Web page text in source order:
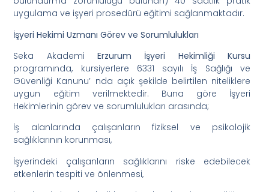
uygulama ve işyeri prosedürü eğitimi sağlanmaktadır.
İşyeri Hekimi Uzmanı Görev ve Sorumlulukları
Seka AkademiErzurum İşyeri Hekimliği Kursu
programında, kursiyerlere 6331 sayılı İş Sağlığı ve
Güvenliği Kanunu’ nda açık şekilde belirtilen niteliklere
uygun eğitim verilmektedir. Buna göre İşyeri
Hekimlerinin görev ve sorumlulukları arasında;
İş alanlarında çalışanların fiziksel ve psikolojik
sağlıklarının korunması,
İşyerindeki çalışanların sağlıklarını riske edebilecek
etkenlerin tespiti ve önlenmesi,